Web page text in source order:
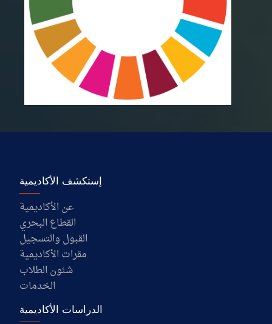
إستكشف الأكاديمية
عن الأكاديمية
القطاع البحري
القبول والتسجيل
مقرات الأكاديمية
شئون الطلاب
الخدمات
الدراسات الأكاديمية